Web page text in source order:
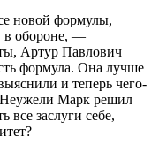
новой формулы,
в обороне, —
Артур Павлович
формула. Она лучше
и теперь чего-
Неужели Марк решил
все заслуги себе,